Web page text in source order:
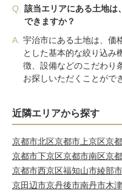
Q.
該当エリアにある土地は
できますか？
A. 宇治市にある土地は、価
とした基本的な絞り込み
徴、設備などのこだわり
お探しいただくことがで
近隣エリアから探す
京都市北区京都市上京区京
京都市下京区京都市南区京
京都市西京区福知山市綾部市
京田辺市京丹後市南丹市木